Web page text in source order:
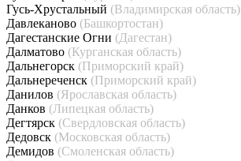
Гусь-Хрустальный (Владимирская область)
Давлеканово (Башкортостан)
Дагестанские Огни (Дагестан)
Далматово (Курганская область)
Дальнегорск (Приморский край)
Дальнереченск (Приморский край)
Данилов (Ярославская область)
Данков (Липецкая область)
Дегтярск (Свердловская область)
Дедовск (Московская область)
Демидов (Смоленская область)